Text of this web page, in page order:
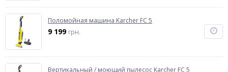
Поломойная машина Karcher FC 5
9 199 грн.
Вертикальный / моющий пылесос Karcher FC 5